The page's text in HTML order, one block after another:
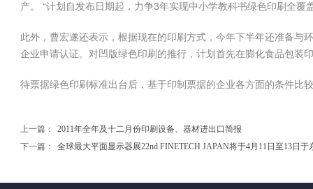
产。 “计划自发布日期起，力争3年实现中小学教科书绿色印刷全覆
此外，曹宏遂还表示，根据现在的印刷方式，今年下半年还准备
企业申请认证。对凹版绿色印刷的推行，计划首先在膨化食品包装
待票据绿色印刷标准出台后，基于印制票据的企业各方面的条件比
上一篇：
2011年全年及十二月份印刷设备、器材进出口简报
下一篇：
全球最大平面显示器展22nd FINETECH JAPAN将于4月11日至13日于